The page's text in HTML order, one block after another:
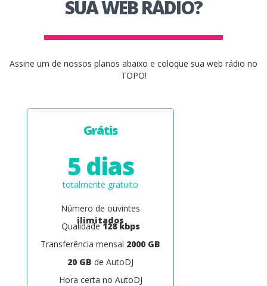
SUA WEB RÁDIO?
Assine um de nossos planos abaixo e coloque sua web rádio no
TOPO!
Grátis
5 dias
totalmente gratuito
Número de ouvintes
ilimitados
Qualidade128 kbps
Transferência mensal 2000 GB
20 GB de AutoDJ
Hora certa no AutoDJ